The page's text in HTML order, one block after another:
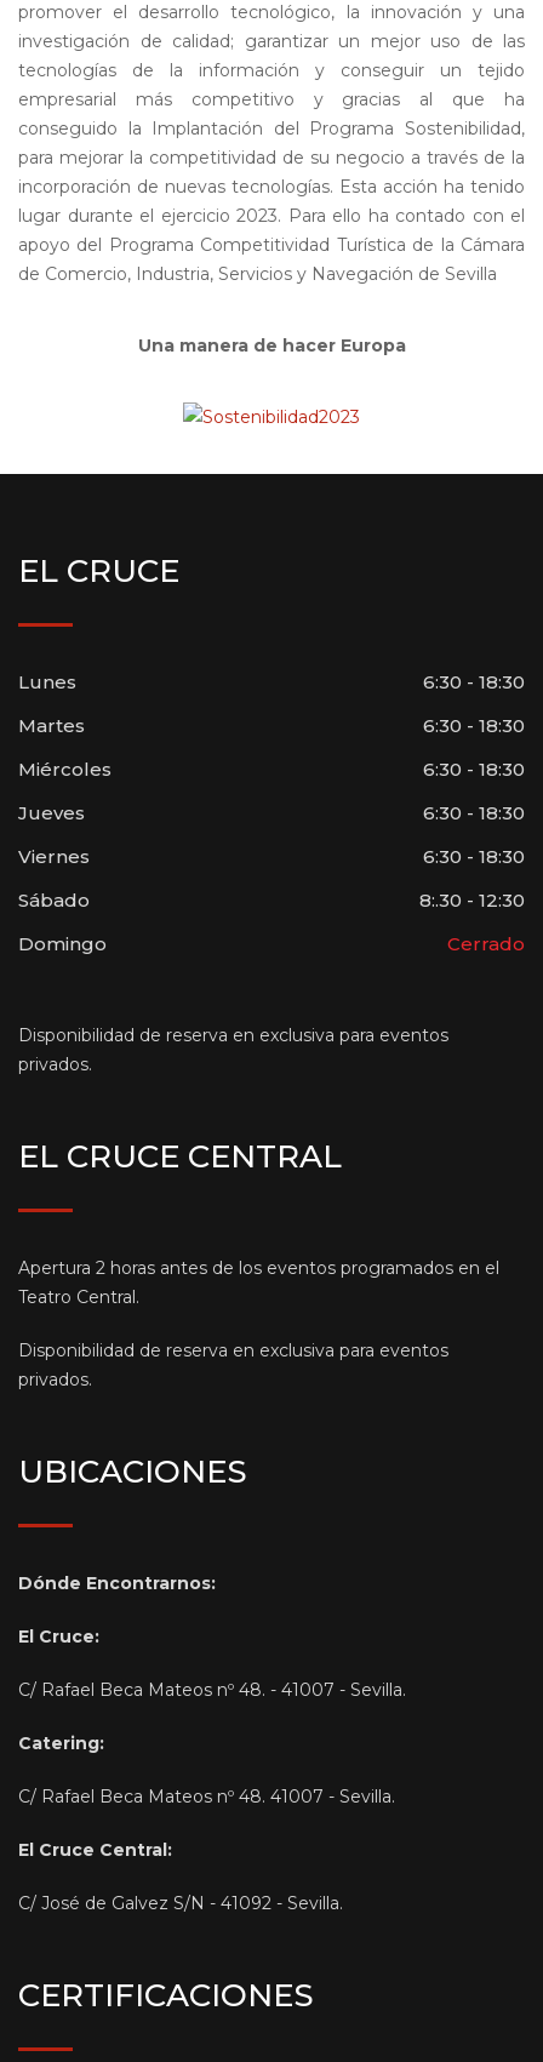
promover el desarrollo tecnológico, la innovación y una
investigación de calidad; garantizar un mejor uso de las
tecnologías de la información y conseguir un tejido
empresarial más competitivo y gracias al que ha
conseguido la Implantación del Programa Sostenibilidad,
para mejorar la competitividad de su negocio a través de la
incorporación de nuevas tecnologías. Esta acción ha tenido
lugar durante el ejercicio 2023. Para ello ha contado con el
apoyo del Programa Competitividad Turística de la Cámara
de Comercio, Industria, Servicios y Navegación de Sevilla
Una manera de hacer Europa
EL CRUCE
Lunes
6:30 - 18:30
Martes
6:30 - 18:30
Miércoles
6:30 - 18:30
Jueves
6:30 - 18:30
Viernes
6:30 - 18:30
Sábado
8:.30 - 12:30
Domingo
Cerrado
Disponibilidad de reserva en exclusiva para eventos
privados.
EL CRUCE CENTRAL
Apertura 2 horas antes de los eventos programados en el
Teatro Central.
Disponibilidad de reserva en exclusiva para eventos
privados.
UBICACIONES
Dónde Encontrarnos:
El Cruce:
C/ Rafael Beca Mateos nº 48. - 41007 - Sevilla.
Catering:
C/ Rafael Beca Mateos nº 48. 41007 - Sevilla.
El Cruce Central:
C/ José de Galvez S/N - 41092 - Sevilla.
CERTIFICACIONES